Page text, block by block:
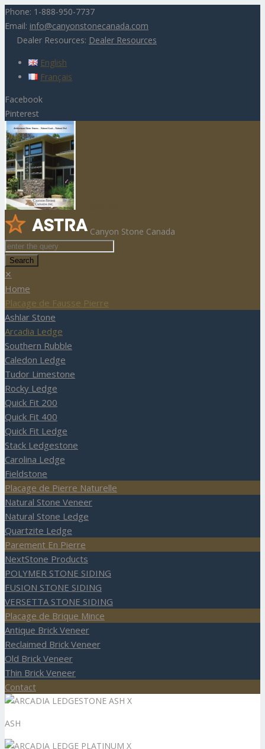
Phone: 1-888-950-7737
Email: info@canyonstonecanada.com
Dealer Resources: Dealer Resources
English
Français
Facebook
Pinterest
Canyon Stone Canada
✕
Home
Placage de Fausse Pierre
Ashlar Stone
Arcadia Ledge
Southern Rubble
Caledon Ledge
Tudor Limestone
Rocky Ledge
Quick Fit 200
Quick Fit 400
Quick Fit Ledge
Stack Ledgestone
Carolina Ledge
Fieldstone
Placage de Pierre Naturelle
Natural Stone Veneer
Natural Stone Ledge
Quartzite Ledge
Parement En Pierre
NextStone Products
POLYMER STONE SIDING
FUSION STONE SIDING
VERSETTA STONE SIDING
Placage de Brique Mince
Antique Brick Veneer
Reclaimed Brick Veneer
Old Brick Veneer
Thin Brick Veneer
Contact
ASH